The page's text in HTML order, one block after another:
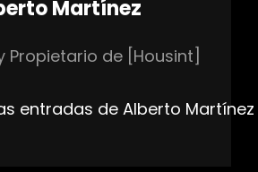
Martínez
Propietario de [Housint]
entradas de Alberto Martínez